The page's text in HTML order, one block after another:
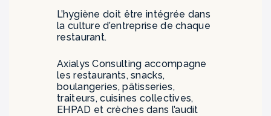
L’hygiène doit être intégrée dans
la culture d’entreprise de chaque
restaurant.
Axialys Consulting accompagne
les restaurants, snacks,
boulangeries, pâtisseries,
traiteurs, cuisines collectives,
EHPAD et crèches dans l’audit